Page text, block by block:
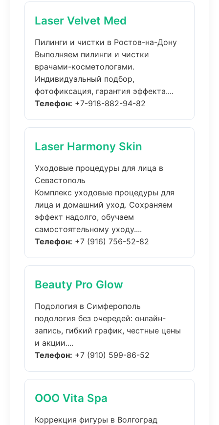
Laser Velvet Med
Пилинги и чистки в Ростов-на-Дону
Выполняем пилинги и чистки
врачами-косметологами.
Индивидуальный подбор,
фотофиксация, гарантия эффекта....
Телефон: +7-918-882-94-82
Laser Harmony Skin
Уходовые процедуры для лица в
Севастополь
Комплекс уходовые процедуры для
лица и домашний уход. Сохраняем
эффект надолго, обучаем
самостоятельному уходу....
Телефон: +7 (916) 756-52-82
Beauty Pro Glow
Подология в Симферополь
подология без очередей: онлайн-
запись, гибкий график, честные цены
и акции....
Телефон: +7 (910) 599-86-52
ООО Vita Spa
Коррекция фигуры в Волгоград